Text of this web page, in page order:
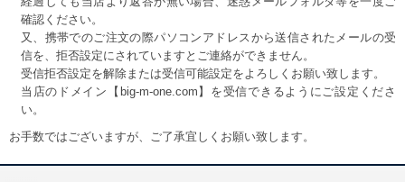
確認ください。
又、携帯でのご注文の際パソコンアドレスから送信されたメールの受
信を、拒否設定にされていますとご連絡ができません。
受信拒否設定を解除または受信可能設定をよろしくお願い致します。
当店のドメイン【big-m-one.com】を受信できるようにご設定くださ
い。
お手数ではございますが、ご了承宜しくお願い致します。